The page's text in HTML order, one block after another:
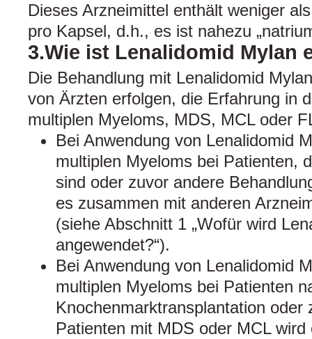
Dieses Arzneimittel enthält weniger
pro Kapsel, d.h., es ist nahezu
3.Wie ist Lenalidomid Mylan
Die Behandlung mit Lenalidomid
von Ärzten erfolgen, die Erfahrung in
multiplen Myeloms, MDS, MCL oder
Bei Anwendung von Lenalidomid
multiplen Myeloms bei Patienten,
sind oder zuvor andere
es zusammen mit anderen
(siehe Abschnitt 1 „Wofür wird
angewendet?“).
Bei Anwendung von Lenalidomid
multiplen Myeloms bei Patienten
Knochenmarktransplantation oder
Patienten mit MDS oder MCL